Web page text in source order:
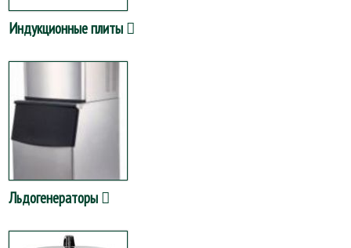
Индукционные плиты
Льдогенераторы